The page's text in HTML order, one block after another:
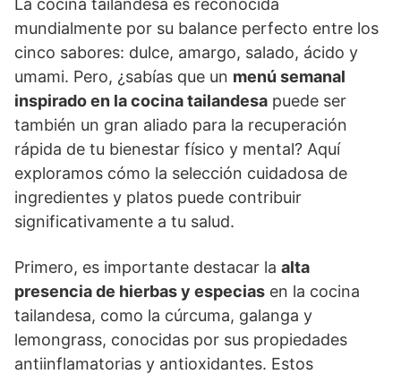
La cocina tailandesa es reconocida
mundialmente por su balance perfecto entre los
cinco sabores: dulce, amargo, salado, ácido y
umami. Pero, ¿sabías que un menú semanal
inspirado en la cocina tailandesa puede ser
también un gran aliado para la recuperación
rápida de tu bienestar físico y mental? Aquí
exploramos cómo la selección cuidadosa de
ingredientes y platos puede contribuir
significativamente a tu salud.
Primero, es importante destacar la alta
presencia de hierbas y especias en la cocina
tailandesa, como la cúrcuma, galanga y
lemongrass, conocidas por sus propiedades
antiinflamatorias y antioxidantes. Estos